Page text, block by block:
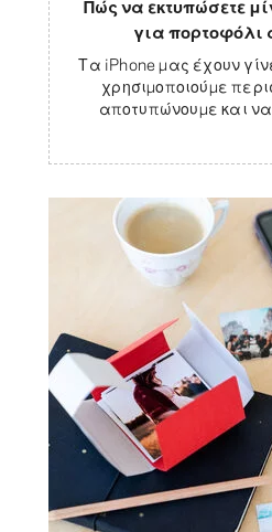
για πορτοφόλι
Τα iPhone μας έχουν
χρησιμοποιούμε
αποτυπώνουμε και